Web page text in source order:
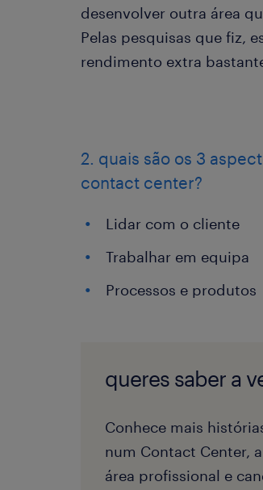
desenvolver outra área
Pelas pesquisas que fiz,
rendimento extra
2. quais são os 3
contact center?
Lidar com o cliente
Trabalhar em equipa
Processos e produtos
queres saber a
Conhece mais
num Contact Center,
área profissional e